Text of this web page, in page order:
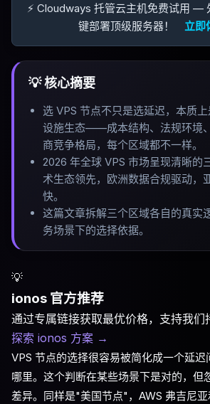
⚡ Cloudways 托管云主机免费试用 —
键部署顶级服务器！
立即
💡 核心摘要
选 VPS 节点不只是选延迟，本质
设施生态——成本结构、法规环境
商竞争格局，每个区域都不一样。
2026 年全球 VPS 市场呈现清晰的
术生态领先，欧洲数据合规驱动，
快。
这篇文章拆解三个区域各自的真实
务场景下的选择依据。
💡
ionos 官方推荐
通过专属链接获取最优价格，支持我们
探索 ionos 方案 →
VPS 节点的选择很容易被简化成一个延
哪里。这个判断在某些场景下是对的，但
差异。同样是"美国节点"，AWS 弗吉尼亚